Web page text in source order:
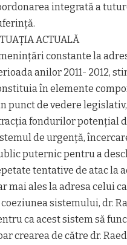
integrată a
ACTUALĂ
constante la
anilor 2011- 2012,
în elemente
punct de vedere
fondurilor potențial
de urgență,
puternic pentru a
tentative de atac la
mai ales la adresa celui
coeziunea sistemului, dr.
ca acest sistem să
crearea de către dr.